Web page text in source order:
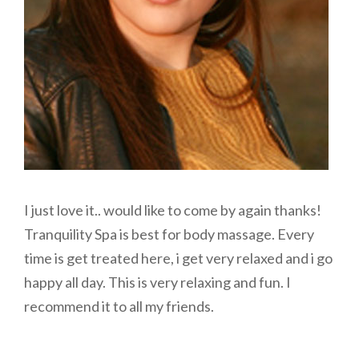
I just love it.. would like to come by again thanks!
Tranquility Spa is best for body massage. Every
time is get treated here, i get very relaxed and i go
happy all day. This is very relaxing and fun. I
recommend it to all my friends.